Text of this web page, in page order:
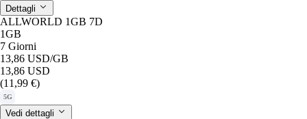
Dettagli
ALLWORLD 1GB 7D
1GB
7 Giorni
13,86 USD/GB
13,86 USD
(11,99 €)
5G
Vedi dettagli